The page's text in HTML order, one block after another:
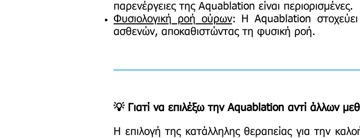
παρενέργειες της Aquablation είναι περιορισμένες.
Φυσιολογική ροή ούρων: Η Aquablation
ασθενών, αποκαθιστώντας τη φυσική ροή.
💡 Γιατί να επιλέξω την Aquablation αντί άλλων
Η επιλογή της κατάλληλης θεραπείας για την